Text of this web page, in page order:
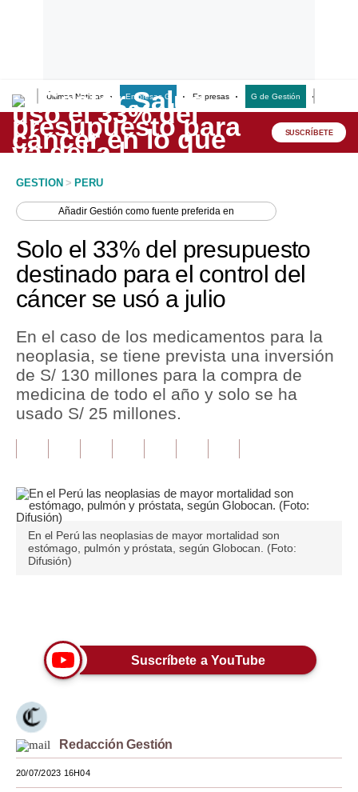
Últimas Noticias Empresas G Empresas G de Gestión
Lo último
Peru Quiosco
Economía
Mercados
Política
Tu Dinero
Finanzas Personales
Opinión
Editorial
Tendencias
Lujo
Viajes
Moda
Estilos
SUSCRÍBETE
GESTION > PERU
AñadirGestión como fuente preferida en
Solo el 33% del presupuesto
destinado para el control del
cáncer se usó a julio
En el caso de los medicamentos para la
neoplasia, se tiene prevista una inversión
de S/ 130 millones para la compra de
medicina de todo el año y solo se ha
usado S/ 25 millones.
En el Perú las neoplasias de mayor mortalidad son
estómago, pulmón y próstata, según Globocan. (Foto:
Difusión)
Suscríbete a YouTube
Redacción Gestión
20/07/2023 16H04